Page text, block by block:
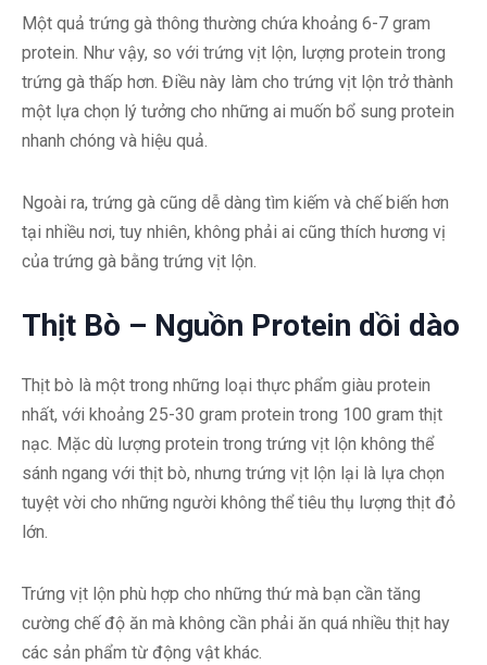
Một quả trứng gà thông thường chứa khoảng 6-7 gram
protein. Như vậy, so với trứng vịt lộn, lượng protein trong
trứng gà thấp hơn. Điều này làm cho trứng vịt lộn trở thành
một lựa chọn lý tưởng cho những ai muốn bổ sung protein
nhanh chóng và hiệu quả.
Ngoài ra, trứng gà cũng dễ dàng tìm kiếm và chế biến hơn
tại nhiều nơi, tuy nhiên, không phải ai cũng thích hương vị
của trứng gà bằng trứng vịt lộn.
Thịt Bò – Nguồn Protein dồi dào
Thịt bò là một trong những loại thực phẩm giàu protein
nhất, với khoảng 25-30 gram protein trong 100 gram thịt
nạc. Mặc dù lượng protein trong trứng vịt lộn không thể
sánh ngang với thịt bò, nhưng trứng vịt lộn lại là lựa chọn
tuyệt vời cho những người không thể tiêu thụ lượng thịt đỏ
lớn.
Trứng vịt lộn phù hợp cho những thứ mà bạn cần tăng
cường chế độ ăn mà không cần phải ăn quá nhiều thịt hay
các sản phẩm từ động vật khác.